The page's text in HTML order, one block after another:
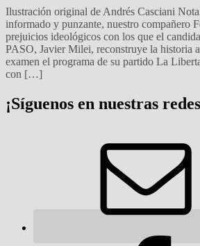
Ilustración original de Andrés Casciani
informado y punzante, nuestro compañero
prejuicios ideológicos con los que el
PASO, Javier Milei, reconstruye la historia
examen el programa de su partido La
con […]
¡Síguenos en nuestras